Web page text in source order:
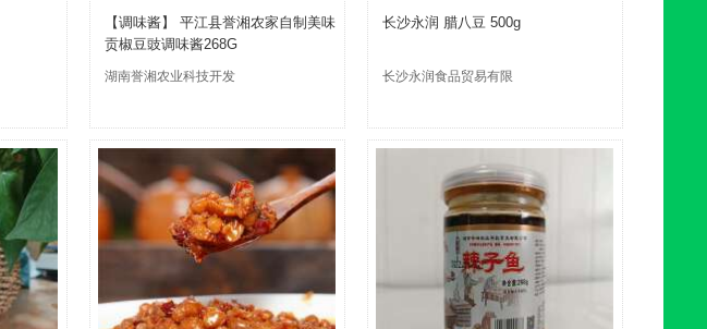
【调味酱】 平江县誉湘农家自制美味
贡椒豆豉调味酱268G
湖南誉湘农业科技开发
长沙永润 腊八豆 500g
长沙永润食品贸易有限